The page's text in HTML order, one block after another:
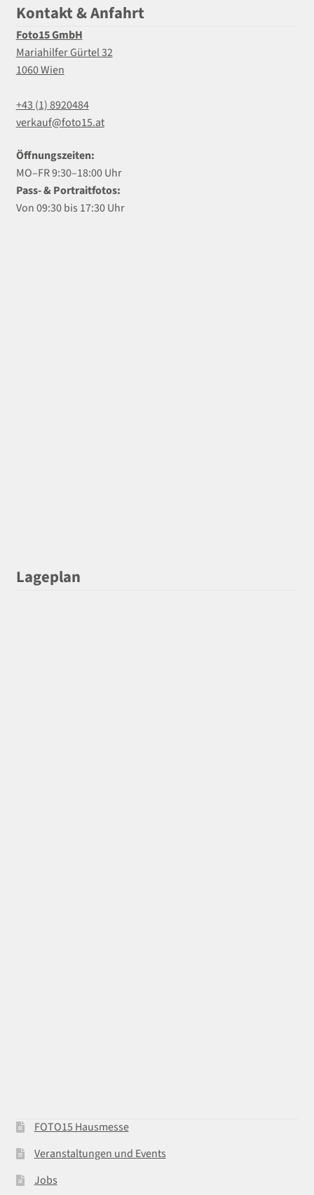
Kontakt & Anfahrt
Foto15 GmbH
Mariahilfer Gürtel 32
1060 Wien
+43 (1) 8920484
verkauf@foto15.at
Öffnungszeiten:
MO–FR 9:30–18:00 Uhr
Pass- & Portraitfotos:
Von 09:30 bis 17:30 Uhr
Lageplan
FOTO15 Hausmesse
Veranstaltungen und Events
Jobs